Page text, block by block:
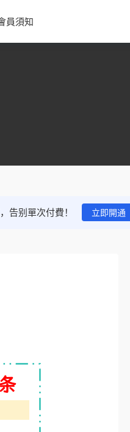
員須知
告别單次付費！ 立即開通